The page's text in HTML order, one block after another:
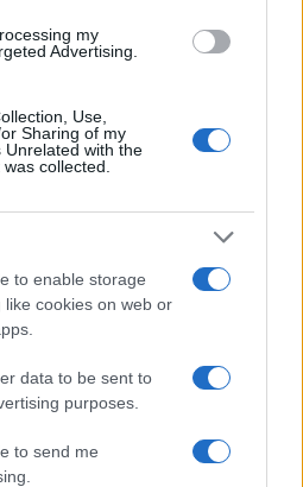
my
Advertising.
Use,
Sharing of my
Unrelated with the
collected.
to enable storage
cookies on web or
data to be sent to
purposes.
to send me
pronuncia del TAR
voragine
novità per Tangenziale Est